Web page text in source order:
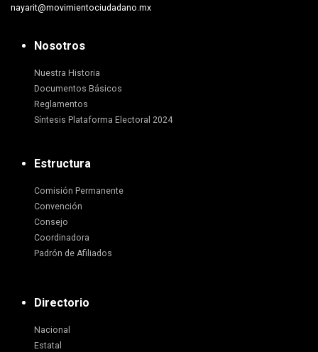
nayarit@movimientociudadano.mx
Nosotros
Nuestra Historia
Documentos Básicos
Reglamentos
Síntesis Plataforma Electoral 2024
Estructura
Comisión Permanente
Convención
Consejo
Coordinadora
Padrón de Afiliados
Directorio
Nacional
Estatal